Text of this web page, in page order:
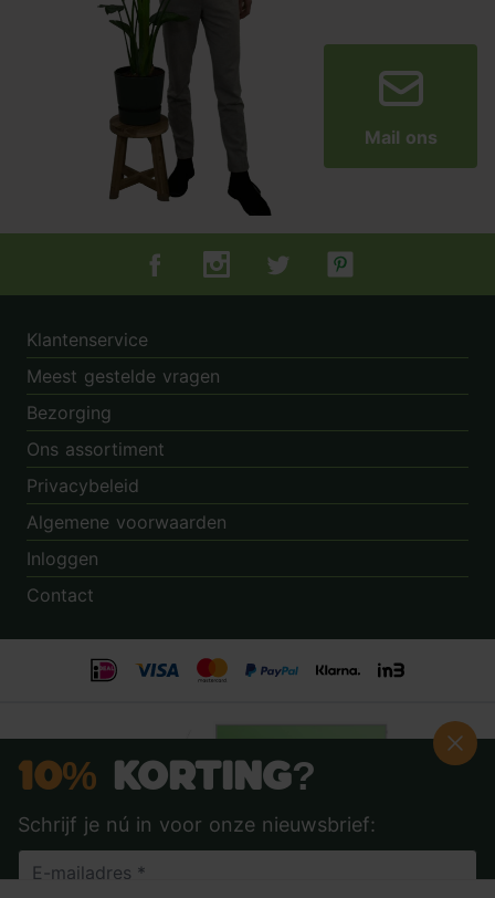
Mail ons
Tuincentrum.nl op Facebook
Tuincentrum.nl op Instagram
Tuincentrum.nl op Twitter
Tuincentrum.nl op
Klantenservice
Meest gestelde vragen
Bezorging
Ons assortiment
Privacybeleid
Algemene voorwaarden
Inloggen
Contact
Beoordeling:
10% Korting?
Schrijf je nú in voor onze nieuwsbrief: